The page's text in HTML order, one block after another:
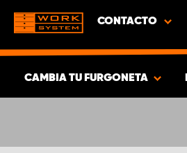
CONTACTO
CAMBIA TU FURGONETA
PRODUCTOS